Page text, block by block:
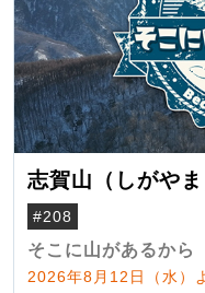
志賀山（しがや
#208
そこに山があるから
2026年8月12日（水）